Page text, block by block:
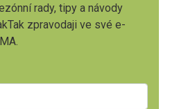
rady, tipy a návody
zpravodaji ve své e-